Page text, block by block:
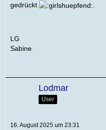
gedrückt
LG
Sabine
Lodmar
User
16. August 2025 um 23:31